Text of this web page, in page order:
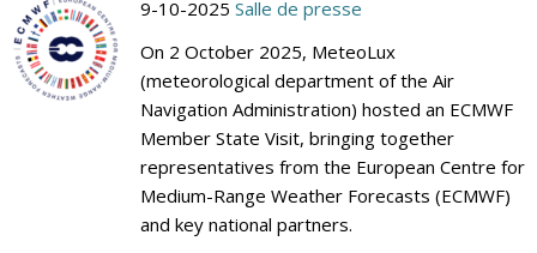
9-10-2025 Salle de presse
On 2 October 2025, MeteoLux
(meteorological department of the Air
Navigation Administration) hosted an ECMWF
Member State Visit, bringing together
representatives from the European Centre for
Medium-Range Weather Forecasts (ECMWF)
and key national partners.